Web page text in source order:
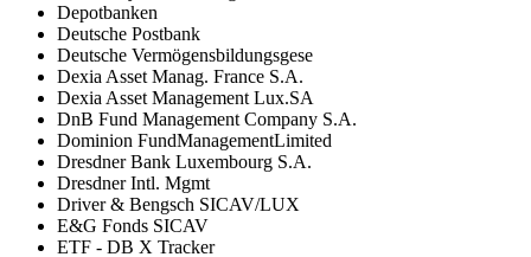
Depotbanken
Deutsche Postbank
Deutsche Vermögensbildungsgese
Dexia Asset Manag. France S.A.
Dexia Asset Management Lux.SA
DnB Fund Management Company S.A.
Dominion FundManagementLimited
Dresdner Bank Luxembourg S.A.
Dresdner Intl. Mgmt
Driver & Bengsch SICAV/LUX
E&G Fonds SICAV
ETF - DB X Tracker